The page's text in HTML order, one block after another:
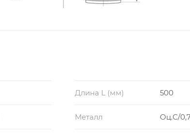
Длина L (мм) 500
Металл Оц.С/